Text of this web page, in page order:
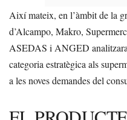
Així mateix, en l’àmbit de la
d’Alcampo, Makro,
ASEDAS i ANGED
categoria estratègica als
a les noves demandes del